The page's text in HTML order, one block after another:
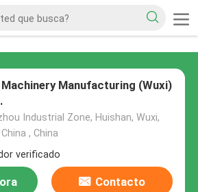
Machinery Manufacturing (Wuxi)
Industrial Zone, Huishan, Wuxi,
, China
verificado
Contacto